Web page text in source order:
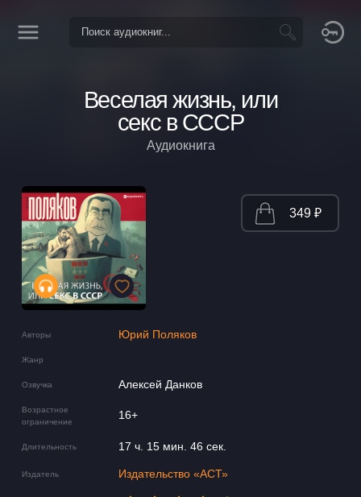
Веселая жизнь, или
секс в СССР
Аудиокнига
Авторы Юрий Поляков
Жанр
Озвучка Алексей Данков
Возрастное
ограничение
16+
Длительность 17 ч. 15 мин. 46 сек.
Издатель Издательство «АСТ»
349 ₽